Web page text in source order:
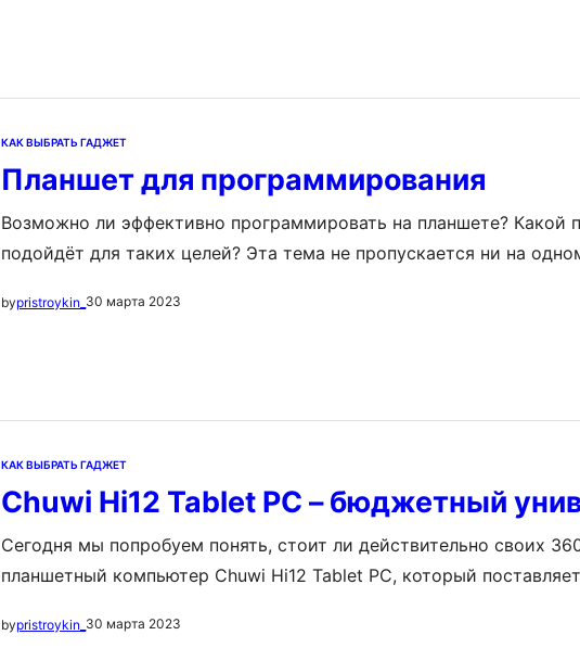
КАК ВЫБРАТЬ ГАДЖЕТ
Планшет для программирования
Возможно ли эффективно программировать на планшете? Какой
подойдёт для таких целей? Эта тема не пропускается ни на
общего решения так и не получилось. Действительно,
bypristroykin_ 30 марта 2023
КАК ВЫБРАТЬ ГАДЖЕТ
Chuwi Hi12 Tablet PC – бюджетный
Сегодня мы попробуем понять, стоит ли действительно своих
планшетный компьютер Chuwi Hi12 Tablet PC, который
так и с Android версии 5.1.на борту. Внешний вид В первую
bypristroykin_ 30 марта 2023